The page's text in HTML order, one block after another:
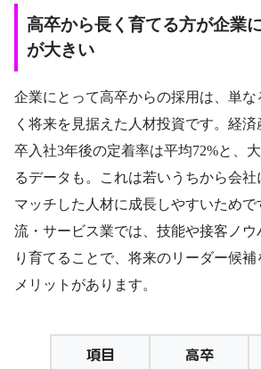
高卒から長く育てる方が企業
が大きい
企業にとって高卒からの採用は、単
く将来を見据えた人材投資です。経
卒入社3年後の定着率は平均72%と、
るデータも。これは若いうちから会
マッチした人材に成長しやすいため
流・サービス業では、技能や接客ノウ
り育てることで、将来のリーダー候
メリットがあります。
項目 高卒